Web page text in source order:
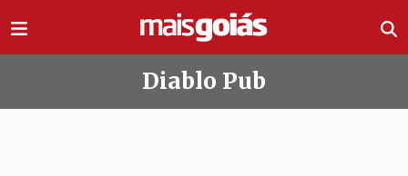
Diablo Pub